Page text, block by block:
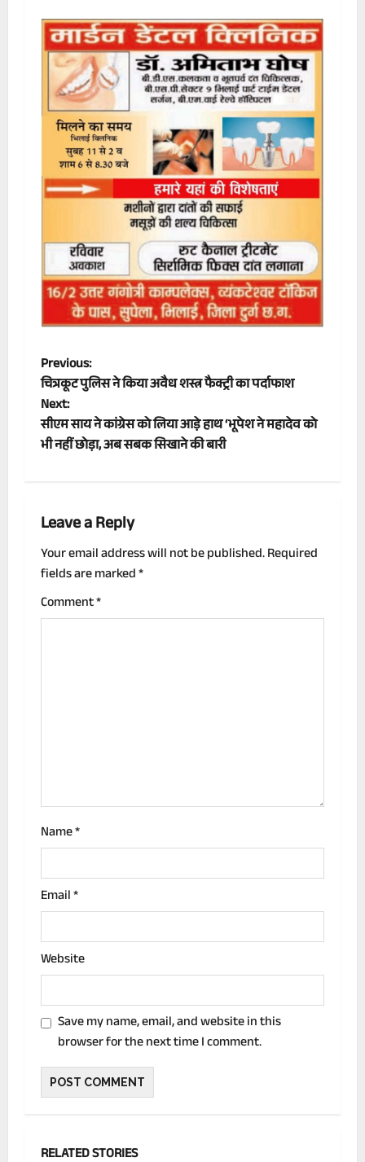
P
o
s
n
a
v
i
n
Previous:
चित्रकूट पुलिस ने किया अवैध शस्त्र फैक्ट्री का पर्दाफाश
Next:
सीएम साय ने कांग्रेस को लिया आड़े हाथ ‘भूपेश ने महादेव को
भी नहीं छोड़ा, अब सबक सिखाने की बारी
Leave a Reply
Your email address will not be published.Required
fields are marked*
Comment*
Name*
Email*
Website
Save my name, email, and website in this
browser for the next time I comment.
RELATED STORIES